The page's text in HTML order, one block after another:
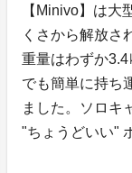
【Minivo】は大
くさから解放さ
重量はわずか
でも簡単に持ち
ました。ソロキ
"ちょうどいい"